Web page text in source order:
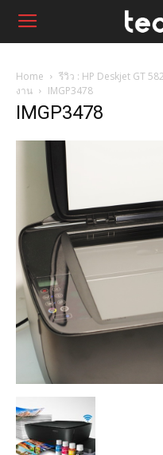
Home
รีวิว : HP Deskjet GT
งาน
IMGP3478
IMGP3478